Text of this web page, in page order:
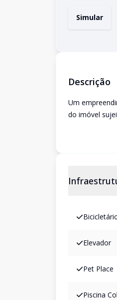
Simular
Descrição
Um
do imóvel
Elevador
Pet Place
Piscina